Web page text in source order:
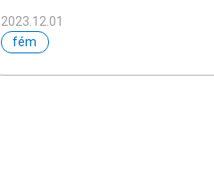
2023.12.01
fém